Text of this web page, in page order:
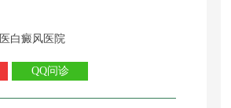
白癜风医院
QQ问诊